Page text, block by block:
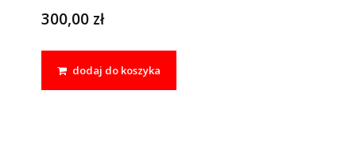
300,00 zł
dodaj do koszyka